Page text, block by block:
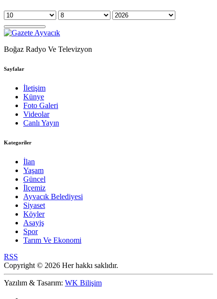
Boğaz Radyo Ve Televizyon
Sayfalar
İletişim
Künye
Foto Galeri
Videolar
Canlı Yayın
Kategoriler
İlan
Yaşam
Güncel
İlçemiz
Ayvacık Belediyesi
Siyaset
Köyler
Asayiş
Spor
Tarım Ve Ekonomi
RSS
Copyright © 2026 Her hakkı saklıdır.
Yazılım & Tasarım: WK Bilişim